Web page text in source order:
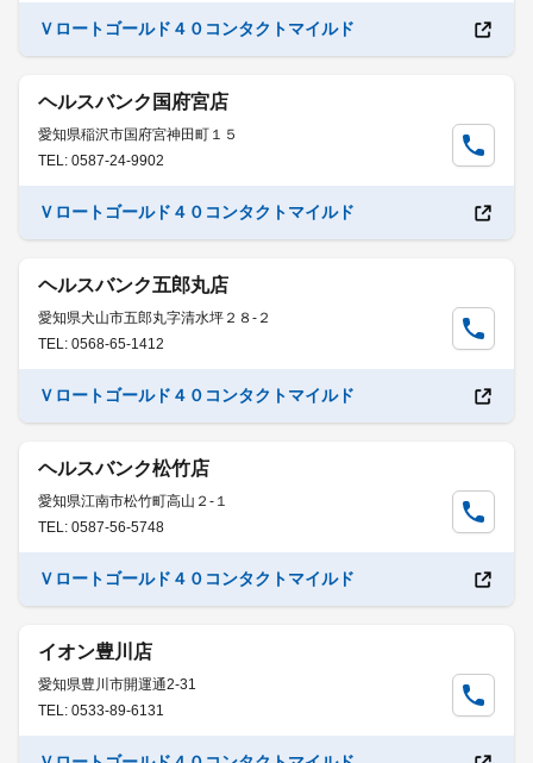
Ｖロートゴールド４０コンタクトマイルド
ヘルスバンク国府宮店
愛知県稲沢市国府宮神田町１５
TEL: 0587-24-9902
Ｖロートゴールド４０コンタクトマイルド
ヘルスバンク五郎丸店
愛知県犬山市五郎丸字清水坪２８-２
TEL: 0568-65-1412
Ｖロートゴールド４０コンタクトマイルド
ヘルスバンク松竹店
愛知県江南市松竹町高山２-１
TEL: 0587-56-5748
Ｖロートゴールド４０コンタクトマイルド
イオン豊川店
愛知県豊川市開運通2-31
TEL: 0533-89-6131